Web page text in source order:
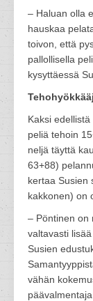
– Haluan olla
hauskaa
toivon, että
pallollisella
kysyttäessä
Kaksi
peliä tehoin
neljä täyttä
63+88)
kertaa Susien
kakkonen) on
– Pöntinen on
valtavasti
Susien
vähän
päävalmentaja